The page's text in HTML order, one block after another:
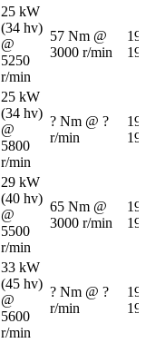
25 kW
(34 hv)
@
5250
r/min
57 Nm @
3000 r/min
25 kW
(34 hv)
@
5800
r/min
? Nm @ ?
r/min
29 kW
(40 hv)
@
5500
r/min
65 Nm @
3000 r/min
33 kW
(45 hv)
@
5600
r/min
? Nm @ ?
r/min